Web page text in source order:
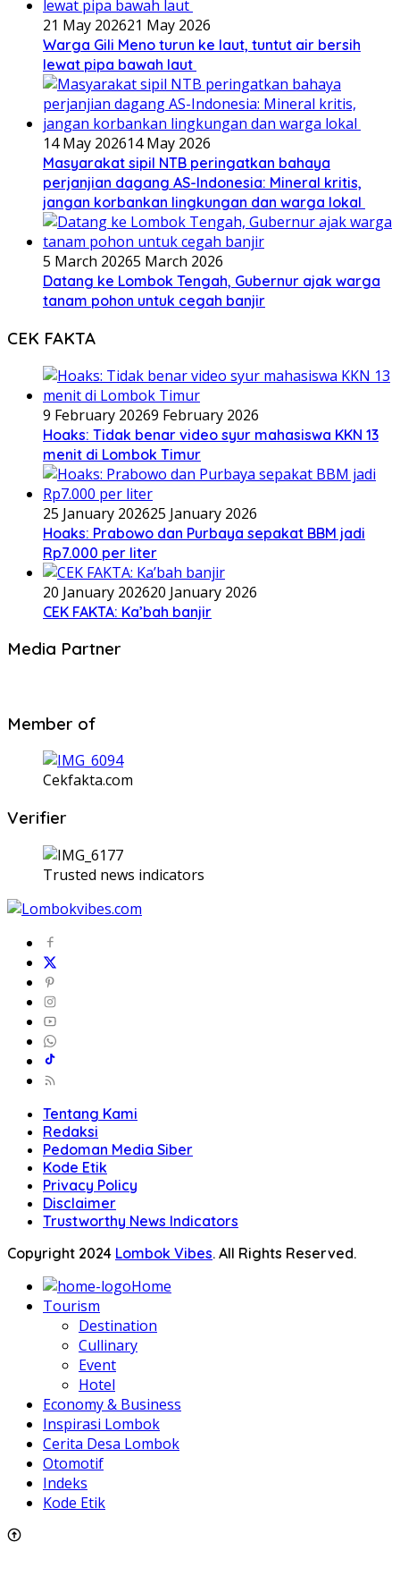
21 May 202621 May 2026
Warga Gili Meno turun ke laut, tuntut air bersih
lewat pipa bawah laut
14 May 202614 May 2026
Masyarakat sipil NTB peringatkan bahaya
perjanjian dagang AS-Indonesia: Mineral kritis,
jangan korbankan lingkungan dan warga lokal
5 March 20265 March 2026
Datang ke Lombok Tengah, Gubernur ajak warga
tanam pohon untuk cegah banjir
CEK FAKTA
9 February 20269 February 2026
Hoaks: Tidak benar video syur mahasiswa KKN 13
menit di Lombok Timur
25 January 202625 January 2026
Hoaks: Prabowo dan Purbaya sepakat BBM jadi
Rp7.000 per liter
20 January 202620 January 2026
CEK FAKTA: Ka’bah banjir
Media Partner
Member of
Cekfakta.com
Verifier
Trusted news indicators
Tentang Kami
Redaksi
Pedoman Media Siber
Kode Etik
Privacy Policy
Disclaimer
Trustworthy News Indicators
Copyright 2024 Lombok Vibes. All Rights Reserved.
Home
Tourism
Destination
Cullinary
Event
Hotel
Economy & Business
Inspirasi Lombok
Cerita Desa Lombok
Otomotif
Indeks
Kode Etik